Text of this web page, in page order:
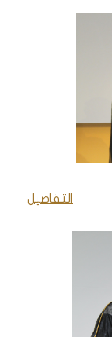
التفاصيل